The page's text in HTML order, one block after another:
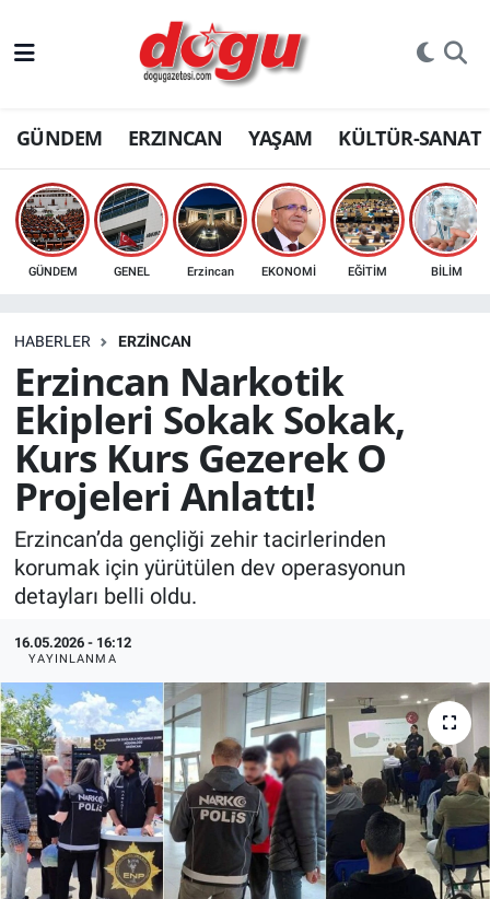
GÜNDEM ERZINCAN YAŞAM KÜLTÜR-SANAT
GÜNDEM GENEL Erzincan EKONOMİ EĞİTİM BİLİM
HABERLER ERZINCAN
Erzincan Narkotik
Ekipleri Sokak Sokak,
Kurs Kurs Gezerek O
Projeleri Anlattı!
Erzincan’da gençliği zehir tacirlerinden
korumak için yürütülen dev operasyonun
detayları belli oldu.
16.05.2026 - 16:12
YAYINLANMA
ERZINCAN
GÜNDEM
ERZİNCAN FOTOĞRAFLARI
SAĞLIK
EKONOMİ
Bilim, teknoloji
GENEL
KÜLTÜR-SANAT
Yerel Haber
Politika
SPOR
YAŞAM
RESMİ İLAN